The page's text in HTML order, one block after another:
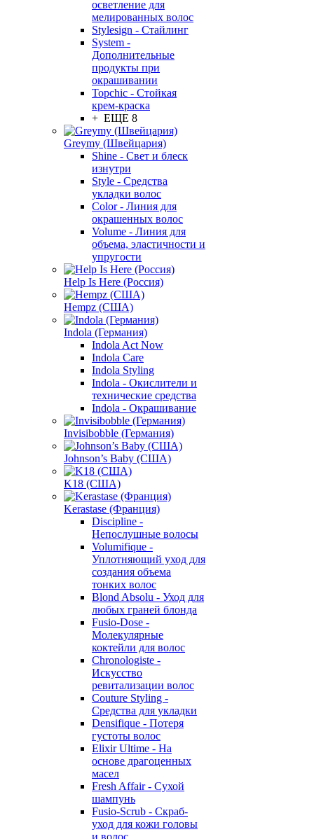
осветление для
мелированных волос
Stylesign - Стайлинг
System -
Дополнительные
продукты при
окрашивании
Topchic - Стойкая
крем-краска
+ ЕЩЕ 8
Greymy (Швейцария)
Shine - Свет и блеск
изнутри
Style - Средства
укладки волос
Color - Линия для
окрашенных волос
Volume - Линия для
объема, эластичности и
упругости
Help Is Here (Россия)
Hempz (США)
Indola (Германия)
Indola Act Now
Indola Care
Indola Styling
Indola - Окислители и
технические средства
Indola - Окрашивание
Invisibobble (Германия)
Johnson’s Baby (США)
K18 (США)
Kerastase (Франция)
Discipline -
Непослушные волосы
Volumifique -
Уплотняющий уход для
создания объема
тонких волос
Blond Absolu - Уход для
любых граней блонда
Fusio-Dose -
Молекулярные
коктейли для волос
Chronologiste -
Искусство
ревитализации волос
Couture Styling -
Средства для укладки
Densifique - Потеря
густоты волос
Elixir Ultime - На
основе драгоценных
масел
Fresh Affair - Сухой
шампунь
Fusio-Scrub - Скраб-
уход для кожи головы
и волос